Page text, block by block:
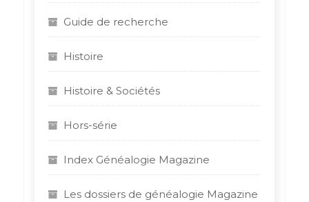
Guide de recherche
Histoire
Histoire & Sociétés
Hors-série
Index Généalogie Magazine
Les dossiers de généalogie Magazine